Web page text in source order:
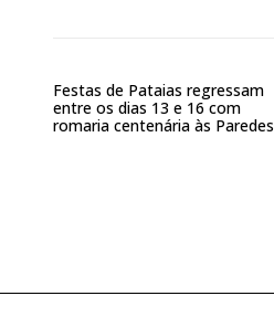
Festas de Pataias regressam
entre os dias 13 e 16 com
romaria centenária às Paredes